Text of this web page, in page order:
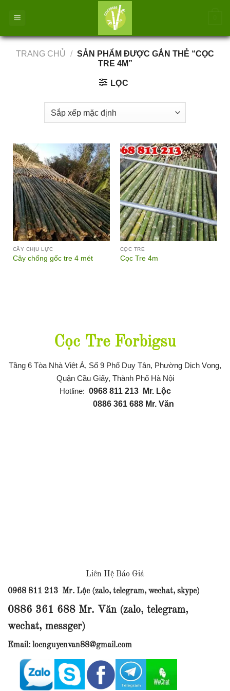
TRANG CHỦ / SẢN PHẨM ĐƯỢC GẮN THẺ “CỌC
TRE 4M”
LỌC
CÂY CHỊU LỰC
Cây chống gốc tre 4 mét
CỌC TRE
Cọc Tre 4m
Cọc Tre Forbigsu
Tầng 6 Tòa Nhà Việt Á, Số 9 Phố Duy Tân, Phường Dịch Vọng,
Quận Cầu Giấy, Thành Phố Hà Nội
Hotline: 0968 811 213Mr. Lộc
0886 361 688 Mr. Văn
Liên Hệ Báo Giá
0968 811 213 Mr. Lộc (zalo, telegram, wechat, skype)
0886 361 688 Mr. Văn (zalo, telegram,
wechat, messger)
Email: locnguyenvan88@gmail.com